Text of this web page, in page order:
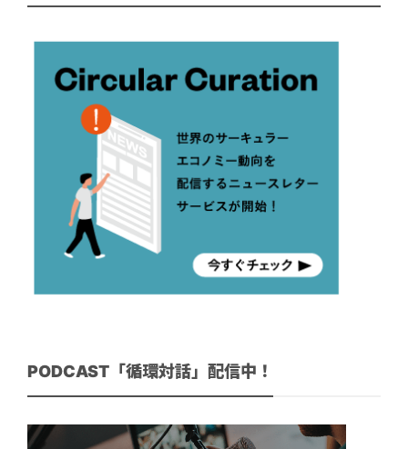
PODCAST「循環対話」配信中！